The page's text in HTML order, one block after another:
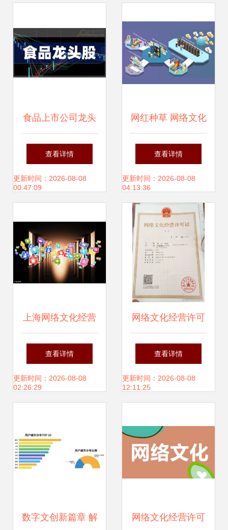
络文化经营新机遇
食品上市公司龙头
股与概念股全景解
析 聚焦5月31日网
查看详情
更新时间：2026-08-08
00:47:09
网红种草 网络文化
经营时代的新营销
高地与消费者洞察
赋能
查看详情
更新时间：2026-08-08
04:13:36
上海网络文化经营
许可证办理条件详
解
查看详情
更新时间：2026-08-08
02:26:29
网络文化经营许可
证网络表演类别办
理 地区成本差异与
查看详情
更新时间：2026-08-08
12:11:25
数字文创新篇章 解 网络文化经营许可